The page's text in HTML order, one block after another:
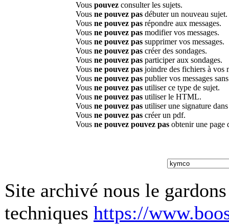
Vous pouvez consulter les sujets.
Vous ne pouvez pas débuter un nouveau sujet.
Vous ne pouvez pas répondre aux messages.
Vous ne pouvez pas modifier vos messages.
Vous ne pouvez pas supprimer vos messages.
Vous ne pouvez pas créer des sondages.
Vous ne pouvez pas participer aux sondages.
Vous ne pouvez pas joindre des fichiers à vos
Vous ne pouvez pas publier vos messages
Vous ne pouvez pas utiliser ce type de sujet.
Vous ne pouvez pas utiliser le HTML.
Vous ne pouvez pas utiliser une signature
Vous ne pouvez pas créer un pdf.
Vous ne pouvez pouvez pas obtenir une page
Site archivé nous le
techniques https://